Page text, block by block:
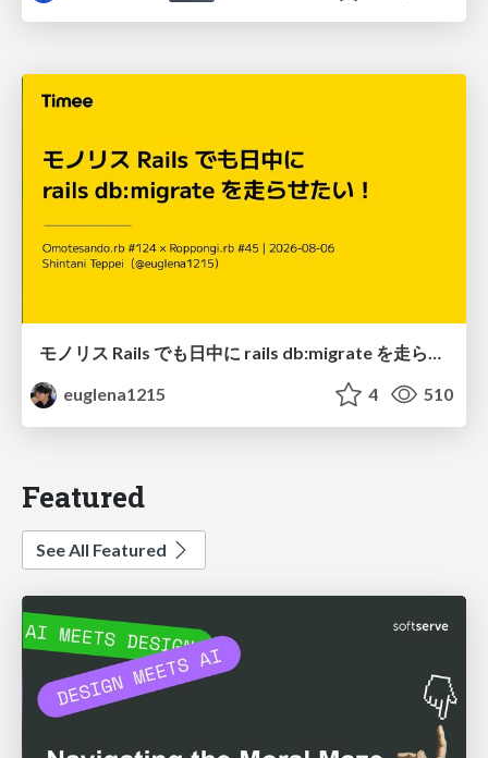
モノリス Rails でも日中に rails db:migrate を走らせたい！ / Daytime rails db:migrate on Monolithic Rails!
euglena1215
4 510
Featured
See All Featured